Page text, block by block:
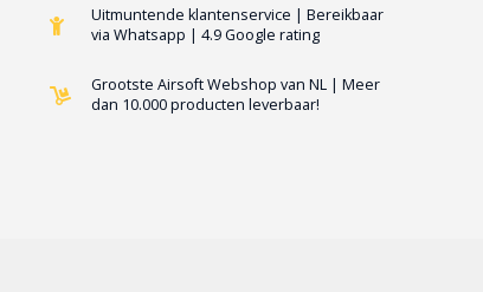
Uitmuntende klantenservice | Bereikbaar
via Whatsapp | 4.9 Google rating
Grootste Airsoft Webshop van NL | Meer
dan 10.000 producten leverbaar!